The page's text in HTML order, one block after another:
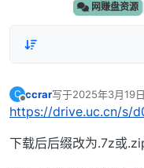
网赚盘资源
C
离线
ccrar写于2025年3月19
最后由 编辑
https://drive.uc.cn/s/
下载后后缀改为.7z或